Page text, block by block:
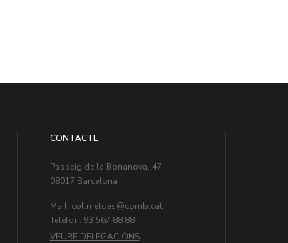
CONTACTE
Passeig de la Bonanova, 47
08017 Barcelona
Mail: col.metges
Teléfon: 93 567 88 88
VEURE DELEGACIONS